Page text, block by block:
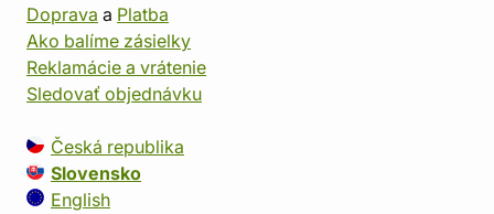
Doprava a Platba
Ako balíme zásielky
Reklamácie a vrátenie
Sledovať objednávku
Česká republika
Slovensko
English